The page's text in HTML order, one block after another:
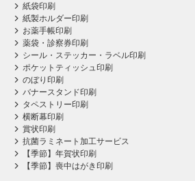
紙袋印刷
紙製ホルダー印刷
お薬手帳印刷
薬袋・診察券印刷
シール・ステッカー・ラベル印刷
ポケットティッシュ印刷
のぼり印刷
バナースタンド印刷
タペストリー印刷
横断幕印刷
賞状印刷
抗菌ラミネート加工サービス
【季節】年賀状印刷
【季節】喪中はがき印刷